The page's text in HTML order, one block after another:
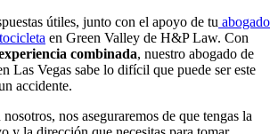
útiles, junto con el apoyo de tu abogado
en Green Valley de H&P Law. Con
combinada, nuestro abogado de
Las Vegas sabe lo difícil que puede ser este
accidente.
nos aseguraremos de que tengas la